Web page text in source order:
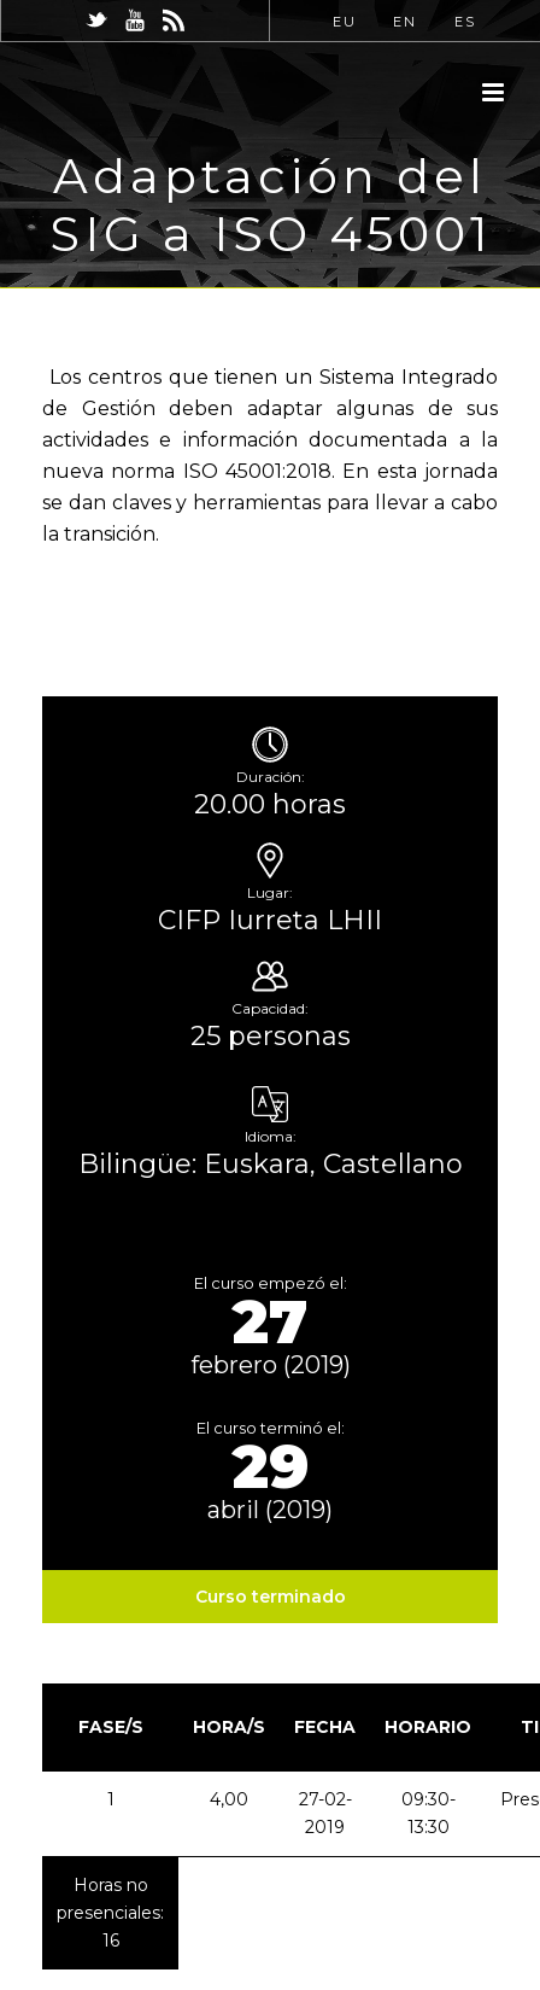
EU EN ES
Adaptación del
SIG a ISO 45001
Los centros que tienen un Sistema Integrado
de Gestión deben adaptar algunas de sus
actividades e información documentada a la
nueva norma ISO 45001:2018. En esta jornada
se dan claves y herramientas para llevar a cabo
la transición.
Duración:
20.00 horas
Lugar:
CIFP Iurreta LHII
Capacidad:
25 personas
Idioma:
Bilingüe: Euskara, Castellano
El curso empezó el:
27
febrero (2019)
El curso terminó el:
29
abril (2019)
Curso terminado
FASE/S HORA/S FECHA HORARIO
1 4,00
27-02-
2019
09:30-
13:30
Horas no
presenciales:
16